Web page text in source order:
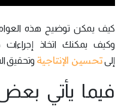
كيف يمكن توضيح هذه
وكيف يمكنك اتخاذ إجراءات
إلىتحسين الإنتاجية وتحقيق
فيما يأتي